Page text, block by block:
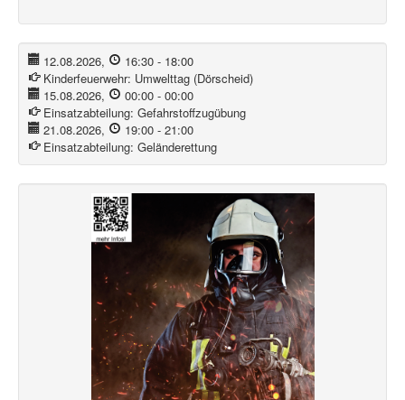
12.08.2026, 16:30- 18:00
Kinderfeuerwehr: Umwelttag (Dörscheid)
15.08.2026, 00:00- 00:00
Einsatzabteilung:Gefahrstoffzugübung
21.08.2026, 19:00- 21:00
Einsatzabteilung:Geländerettung